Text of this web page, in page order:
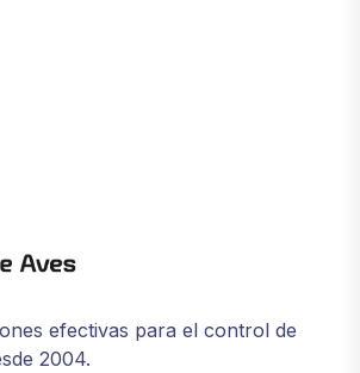
efectivas para el control de
2004.